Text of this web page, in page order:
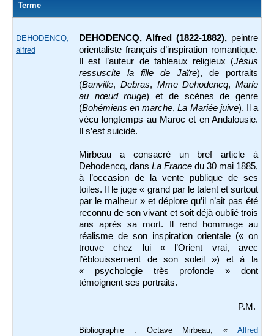
Terme
DEHODENCQ,
alfred
DEHODENCQ, Alfred (1822-1882), peintre
orientaliste français d’inspiration romantique.
Il est l’auteur de tableaux religieux (Jésus
ressuscite la fille de Jaïre), de portraits
(Banville, Debras, Mme Dehodencq, Marie
au nœud rouge) et de scènes de genre
(Bohémiens en marche,La Mariée juive). Il a
vécu longtemps au Maroc et en Andalousie.
Il s’est suicidé.
Mirbeau a consacré un bref article à
Dehodencq, dans La France du 30 mai 1885,
à l’occasion de la vente publique de ses
toiles. Il le juge « grand par le talent et surtout
par le malheur » et déplore qu’il n’ait pas été
reconnu de son vivant et soit déjà oublié trois
ans après sa mort. Il rend hommage au
réalisme de son inspiration orientale (« on
trouve chez lui « l’Orient vrai, avec
l’éblouissement de son soleil ») et à la
« psychologie très profonde » dont
témoignent ses portraits.
P.M.
Bibliographie : Octave Mirbeau, « Alfred